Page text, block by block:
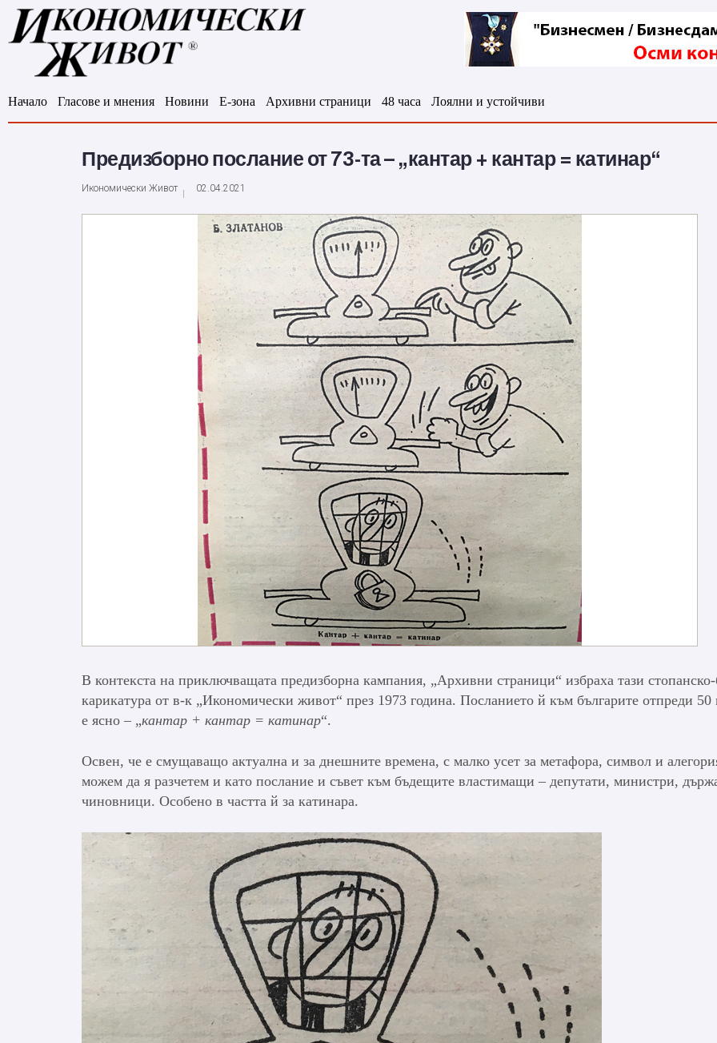
Начало Гласове и мнения Новини Е-зона Архивни страници 48 часа Лоялни и устойчиви
Предизборно послание от 73-та – „кантар + кантар = катинар“
Икономически Живот 02.04.2021
В контекста на приключващата предизборна кампания, „Архивни страници“ избраха тази
карикатура от в-к „Икономически живот“ през 1973 година. Посланието й към българите отпреди 50
е ясно – „кантар + кантар = катинар“.
Освен, че е смущаващо актуална и за днешните времена, с малко усет за метафора, символ и
можем да я разчетем и като послание и съвет към бъдещите властимащи – депутати, министри,
чиновници. Особено в частта й за катинара.